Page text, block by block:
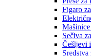
Figaro
Mašinice
Sečiva
Češljevi